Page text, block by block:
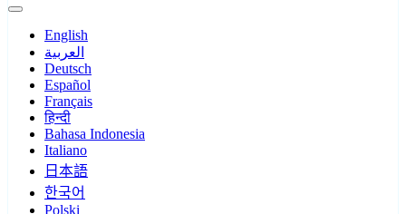
English
العربية
Deutsch
Español
Français
हिन्दी
Bahasa Indonesia
Italiano
日本語
한국어
Polski